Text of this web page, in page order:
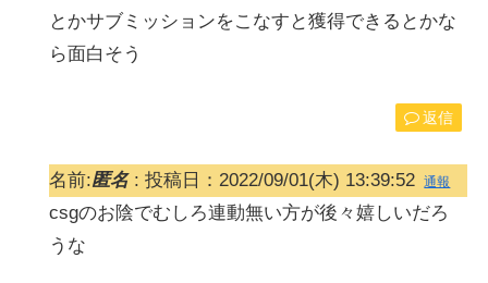
とかサブミッションをこなすと獲得できるとかな
ら面白そう
返信
名前:匿名: 投稿日：2022/09/01(木) 13:39:52 通報
csgのお陰でむしろ連動無い方が後々嬉しいだろ
うな